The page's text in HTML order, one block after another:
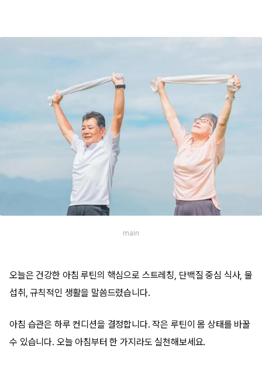
main
오늘은 건강한 아침 루틴의 핵심으로 스트레칭, 단백질 중심 식사, 물
섭취, 규칙적인 생활을 말씀드렸습니다.
아침 습관은 하루 컨디션을 결정합니다. 작은 루틴이 몸 상태를 바꿀
수 있습니다. 오늘 아침부터 한 가지라도 실천해보세요.